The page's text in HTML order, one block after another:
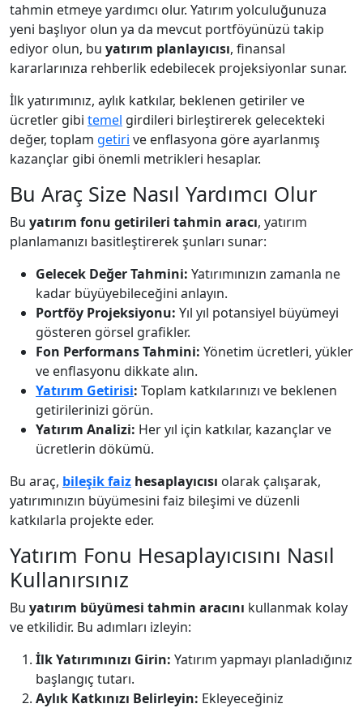
tahmin etmeye yardımcı olur. Yatırım yolculuğunuza
yeni başlıyor olun ya da mevcut portföyünüzü takip
ediyor olun, bu yatırım planlayıcısı, finansal
kararlarınıza rehberlik edebilecek projeksiyonlar sunar.
İlk yatırımınız, aylık katkılar, beklenen getiriler ve
ücretler gibi temel girdileri birleştirerek gelecekteki
değer, toplam getiri ve enflasyona göre ayarlanmış
kazançlar gibi önemli metrikleri hesaplar.
Bu Araç Size Nasıl Yardımcı Olur
Bu yatırım fonu getirileri tahmin aracı, yatırım
planlamanızı basitleştirerek şunları sunar:
Gelecek Değer Tahmini: Yatırımınızın zamanla ne
kadar büyüyebileceğini anlayın.
Portföy Projeksiyonu: Yıl yıl potansiyel büyümeyi
gösteren görsel grafikler.
Fon Performans Tahmini: Yönetim ücretleri, yükler
ve enflasyonu dikkate alın.
Yatırım Getirisi: Toplam katkılarınızı ve beklenen
getirilerinizi görün.
Yatırım Analizi: Her yıl için katkılar, kazançlar ve
ücretlerin dökümü.
Bu araç, bileşik faiz hesaplayıcısı olarak çalışarak,
yatırımınızın büyümesini faiz bileşimi ve düzenli
katkılarla projekte eder.
Yatırım Fonu Hesaplayıcısını Nasıl
Kullanırsınız
Bu yatırım büyümesi tahmin aracını kullanmak kolay
ve etkilidir. Bu adımları izleyin:
İlk Yatırımınızı Girin: Yatırım yapmayı planladığınız
başlangıç tutarı.
Aylık Katkınızı Belirleyin: Ekleyeceğiniz